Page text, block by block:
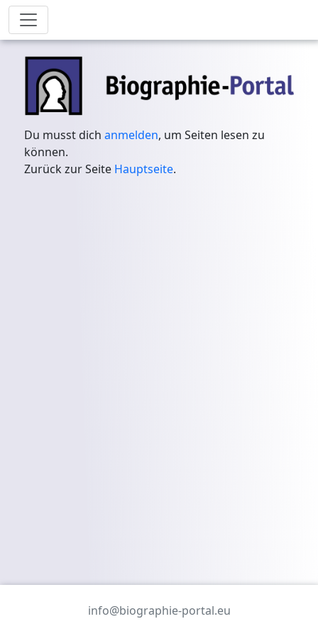
Du musst dichanmelden, um Seiten lesen zu
können.
Zurück zur Seite Hauptseite.
info@biographie-portal.eu